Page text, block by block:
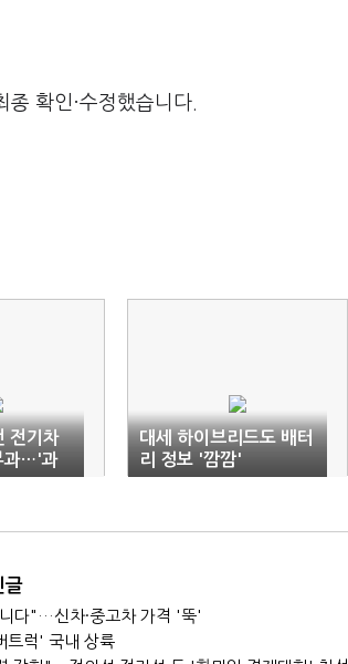
확인·수정했습니다.
전기차
과…'과
대세 하이브리드도 배터
리 정보 '깜깜'
글
다"…신차·중고차 가격 '뚝'
트럭' 국내 상륙